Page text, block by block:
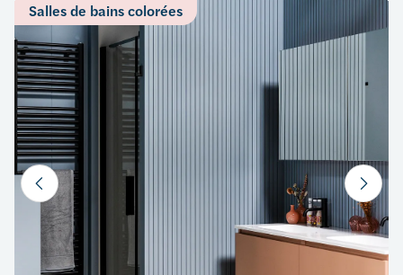
Salles de bains colorées